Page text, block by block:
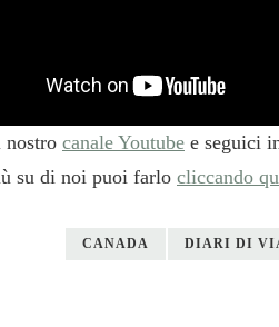
canale Youtube e seguici
su di noi puoi farlo cliccando
CANADA DIARI DI